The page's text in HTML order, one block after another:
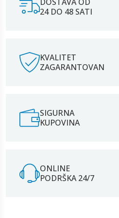
24 DO 48 SATI
KVALITET
ZAGARANTOVAN
SIGURNA
KUPOVINA
ONLINE
PODRŠKA 24/7